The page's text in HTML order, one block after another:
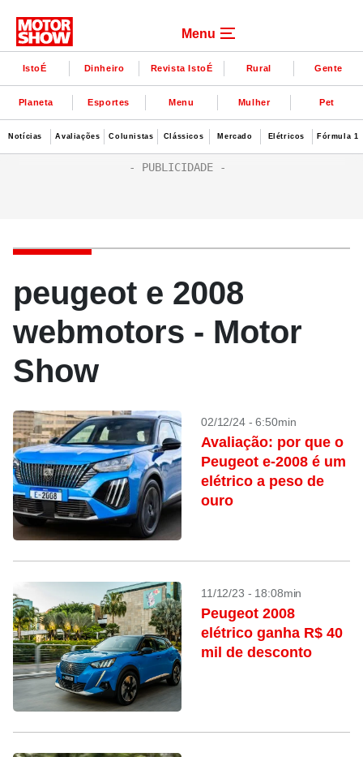
Menu
IstoÉ Dinheiro Revista IstoÉ Rural Gente
Planeta Esportes Menu Mulher Pet
Notícias Avaliações Colunistas Clássicos Mercado Elétricos Fórmula 1
peugeot e 2008
webmotors - Motor
Show
02/12/24 - 6:50min
Avaliação: por que o
Peugeot e-2008 é um
elétrico a peso de
ouro
11/12/23 - 18:08min
Peugeot 2008
elétrico ganha R$ 40
mil de desconto